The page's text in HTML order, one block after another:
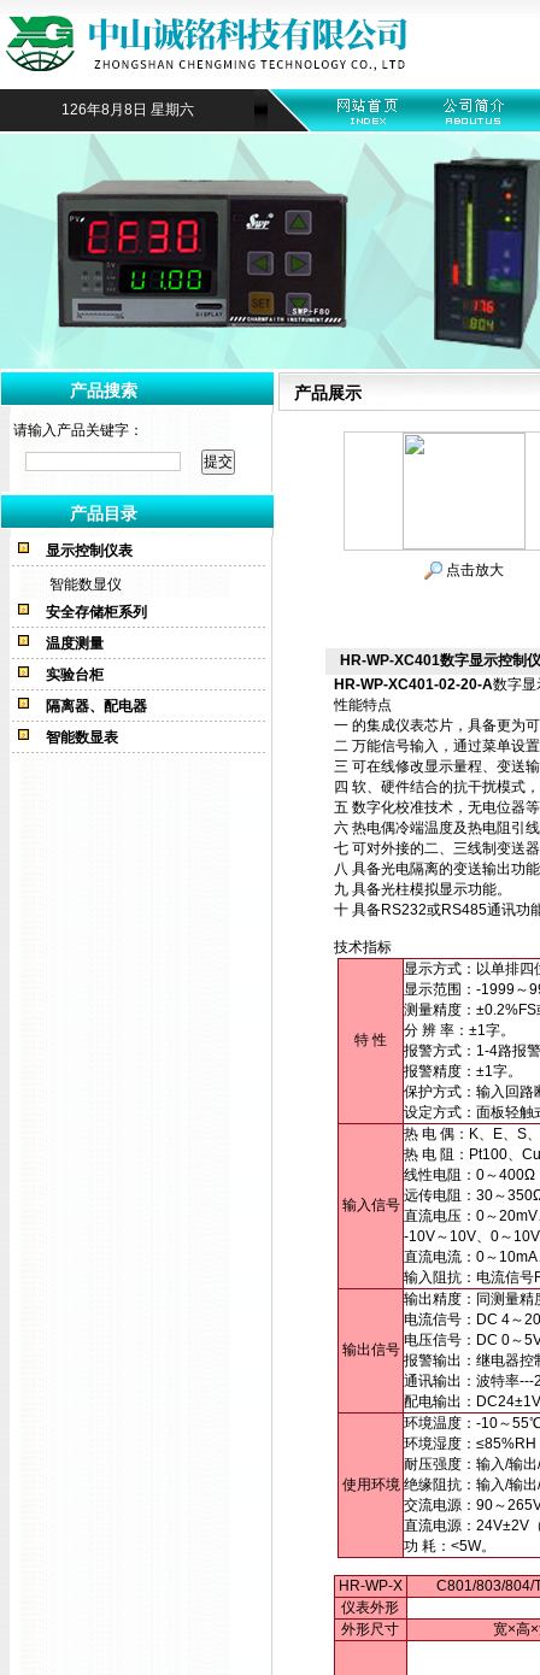
126年8月8日 星期六
产品搜索
请输入产品关键字：
产品目录
显示控制仪表
智能数显仪
安全存储柜系列
温度测量
实验台柜
隔离器、配电器
智能数显表
产品展示
点击放大
HR-WP-XC401数字显示控制
HR-WP-XC401-02-20-A数字显
性能特点
一 的集成仪表芯片，具备更为
二 万能信号输入，通过菜单设
三 可在线修改显示量程、变送
四 软、硬件结合的抗干扰模式
五 数字化校准技术，无电位器
六 热电偶冷端温度及热电阻引
七 可对外接的二、三线制变送
八 具备光电隔离的变送输出功
九 具备光柱模拟显示功能。
十 具备RS232或RS485通讯功
技术指标
特 性
显示方式：以单排
显示范围：-1999～
测量精度：
分 辨 率：±1字。
报警方式：1-4路报
报警精度：±1字。
保护方式：输入回路
设定方式：面板轻触
输入信号
热 电 偶：K、E、S
热 电 阻：Pt100、
线性电阻：0～400Ω
远传电阻：30～
直流电压：0～
-10V～10V、0～
直流电流：0～
输入阻抗：电流信
输出信号
输出精度：同测量精
电流信号：DC 4～
电压信号：DC 0～
报警输出：继电器控
通讯输出：波特率
配电输出：
使用环境
环境温度：-10～
环境湿度：
耐压强度：输入/输
绝缘阻抗：输入/输
交流电源：90～
直流电源：24V±2V
功 耗：<5W。
HR-WP-X
C801/803/804/
仪表外形
外形尺寸
宽×高